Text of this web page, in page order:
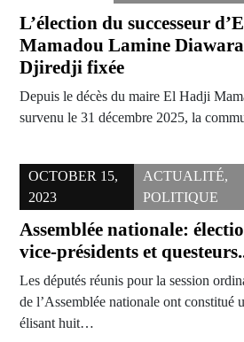
L’élection du successeur
Mamadou Lamine
Djiredji fixée
Depuis le décès du maire El Hadji
survenu le 31 décembre 2025, la
OCTOBER 15,
2023
ACTUALITÉ,
POLITIQUE
Assemblée nationale:
vice-présidents et
Les députés réunis pour la session
de l’Assemblée nationale ont constitué
élisant huit…